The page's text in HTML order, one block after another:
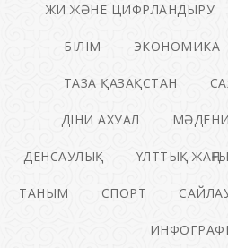
ЖИ ЖӘНЕ ЦИФРЛАНДЫРУ
БІЛІМ ЭКОНОМИКА
ТАЗА ҚАЗАҚСТАН
ДІНИ АХУАЛ
ДЕНСАУЛЫҚ ҰЛТТЫҚ
ТАНЫМ СПОРТ